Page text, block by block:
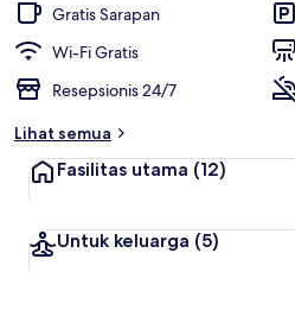
i
Gratis Sarapan
Wi-Fi Gratis
Resepsionis 24/7
Lihat semua
Fasilitas utama (12)
Untuk keluarga (5)